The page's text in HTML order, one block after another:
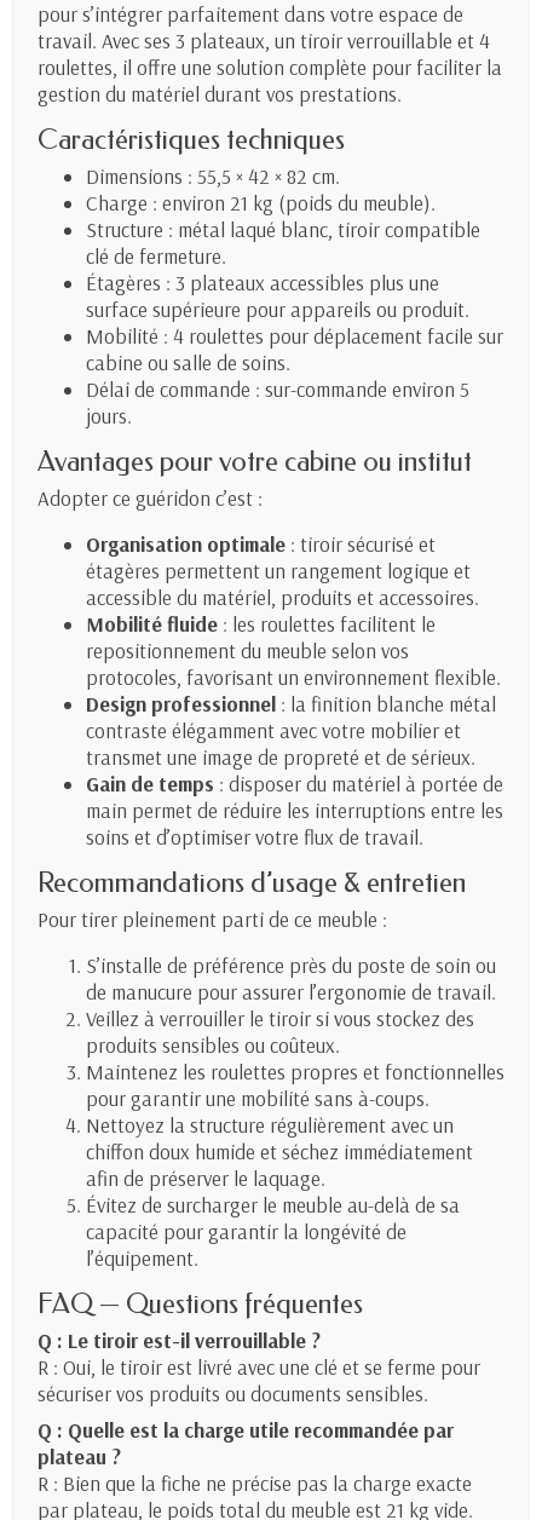
pour s’intégrer parfaitement dans votre espace de
travail. Avec ses 3 plateaux, un tiroir verrouillable et 4
roulettes, il offre une solution complète pour faciliter la
gestion du matériel durant vos prestations.
Caractéristiques techniques
Dimensions : 55,5 × 42 × 82 cm.
Charge : environ 21 kg (poids du meuble).
Structure : métal laqué blanc, tiroir compatible
clé de fermeture.
Étagères : 3 plateaux accessibles plus une
surface supérieure pour appareils ou produit.
Mobilité : 4 roulettes pour déplacement facile sur
cabine ou salle de soins.
Délai de commande : sur-commande environ 5
jours.
Avantages pour votre cabine ou institut
Adopter ce guéridon c’est :
Organisation optimale : tiroir sécurisé et
étagères permettent un rangement logique et
accessible du matériel, produits et accessoires.
Mobilité fluide : les roulettes facilitent le
repositionnement du meuble selon vos
protocoles, favorisant un environnement flexible.
Design professionnel : la finition blanche métal
contraste élégamment avec votre mobilier et
transmet une image de propreté et de sérieux.
Gain de temps : disposer du matériel à portée de
main permet de réduire les interruptions entre les
soins et d’optimiser votre flux de travail.
Recommandations d’usage & entretien
Pour tirer pleinement parti de ce meuble :
S’installe de préférence près du poste de soin ou
de manucure pour assurer l’ergonomie de travail.
Veillez à verrouiller le tiroir si vous stockez des
produits sensibles ou coûteux.
Maintenez les roulettes propres et fonctionnelles
pour garantir une mobilité sans à-coups.
Nettoyez la structure régulièrement avec un
chiffon doux humide et séchez immédiatement
afin de préserver le laquage.
Évitez de surcharger le meuble au-delà de sa
capacité pour garantir la longévité de
l’équipement.
FAQ — Questions fréquentes
Q : Le tiroir est-il verrouillable ?
R : Oui, le tiroir est livré avec une clé et se ferme pour
sécuriser vos produits ou documents sensibles.
Q : Quelle est la charge utile recommandée par
plateau ?
R : Bien que la fiche ne précise pas la charge exacte
par plateau, le poids total du meuble est 21 kg vide.